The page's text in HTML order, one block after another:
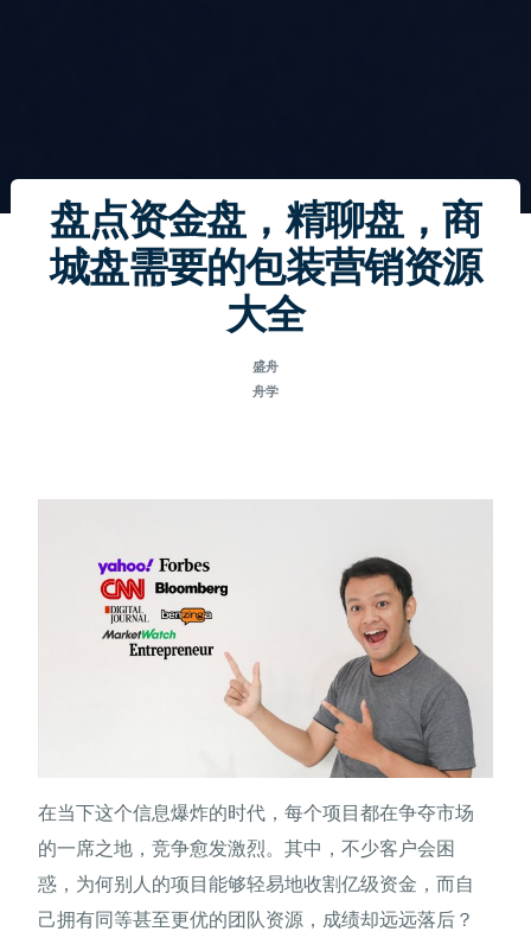
盘点资金盘，精聊盘，商
城盘需要的包装营销资源
大全
盛舟
舟学
在当下这个信息爆炸的时代，每个项目都在争夺市场
的一席之地，竞争愈发激烈。其中，不少客户会困
惑，为何别人的项目能够轻易地收割亿级资金，而自
己拥有同等甚至更优的团队资源，成绩却远远落后？